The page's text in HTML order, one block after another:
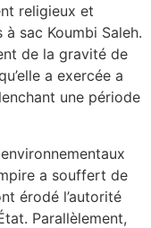
religieux et
sac Koumbi Saleh.
de la gravité de
a exercée a
une période
a souffert de
érodé l’autorité
Parallèlement,